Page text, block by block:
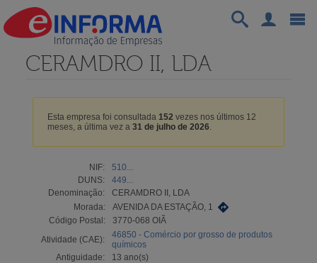
CERAMDRO II, LDA
Esta empresa foi consultada 152 vezes nos últimos 12
meses, a última vez a 31 de julho de 2026.
NIF:
510...
DUNS:
449...
Denominação:
CERAMDRO II, LDA
Morada:
AVENIDA DA ESTAÇÃO, 1
Código Postal:
3770-068 OIÃ
Atividade (CAE):
46850 - Comércio por grosso de produtos
químicos
Antiguidade:
13 ano(s)